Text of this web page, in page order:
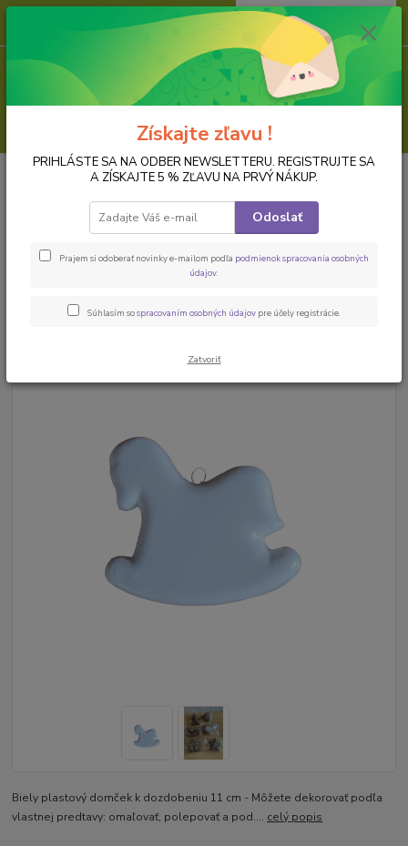
ks
za 0,00 EUR
PREDMETY K DOZDOBENIU Plast
Bielý plastový pernikový
Bielý plastový pernikový hojdací
koník 11 cm
Biely plastový domček k dozdobeniu 11 cm - Môžete dekorovať podľa
vlastnej predtavy: omaľovať, polepovať a pod.... celý popis
Získajte zľavu !
PRIHLÁSTE SA NA ODBER NEWSLETTERU. REGISTRUJTE SA
A ZÍSKAJTE 5 % ZĽAVU NA PRVÝ NÁKUP.
Odoslať
Prajem si odoberať novinky e-mailom podľa podmienok spracovania osobných
údajov.
Súhlasím sospracovaním osobných údajov pre účely registrácie.
Zatvoriť